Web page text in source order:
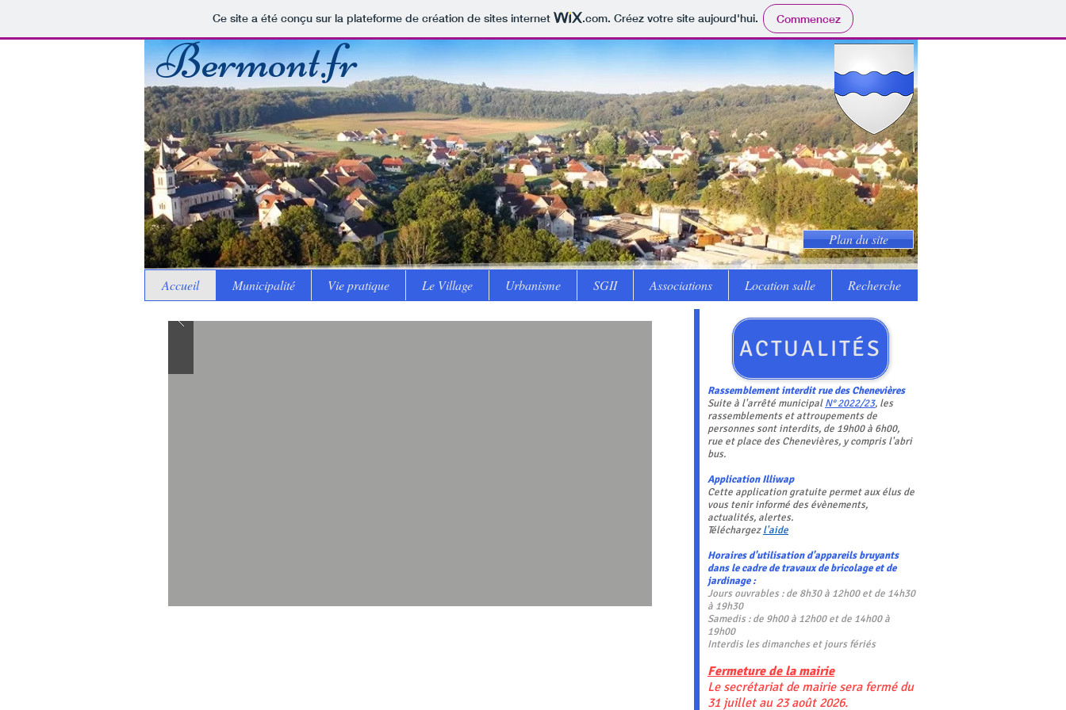
Ce site a été conçu sur la plateforme de création de sites internet .com. Créez votre site aujourd'hui. Commencez
Bermont.fr
Plan du site
Accueil Municipalité Vie pratique Le Village Urbanisme SGII Associations Location salle Recherche
ACTUALITÉS
Rassemblement interdit rue des Chenevières
Suite à l'arrêté municipalN° 2022/23, les
rassemblements et attroupements de
personnes sont interdits, de 19h00 à 6h00,
rue et place des Chenevières, y compris l'abri
bus.
Application Illiwap
Cette application gratuite permet aux élus de
vous tenir informé des évènements,
actualités, alertes.
Téléchargezl'aide
Horaires d'utilisation d'appareils bruyants
dans le cadre de travaux de bricolage et de
jardinage :
Jours ouvrables : de 8h30 à 12h00 et de 14h30
à 19h30
Samedis : de 9h00 à 12h00 et de 14h00 à
19h00
Interdis les dimanches et jours fériés
Fermeture de la mairie
Le secrétariat de mairie sera fermé du
31 juillet au 23 août 2026.